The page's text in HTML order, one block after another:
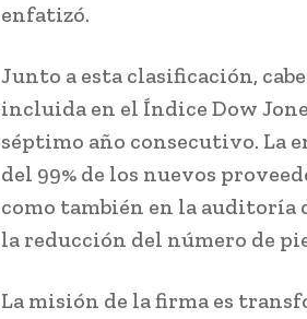
enfatizó.
Junto a esta clasificación,
incluida en el Índice Dow
séptimo año consecutivo. La
del 99% de los nuevos
como también en la auditoría
la reducción del número de
La misión de la firma es